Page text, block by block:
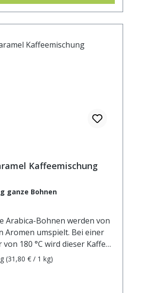
Kaffeemischung
ganze Bohnen
Arabica-Bohnen werden von
Aromen umspielt. Bei einer
180 °C wird dieser Kaffee
Nur so entwickelt
(31,80 € / 1 kg)